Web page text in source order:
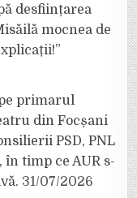
desființarea
mocnea de
primarul
din Focșani
PSD, PNL
timp ce AUR s-
31/07/2026